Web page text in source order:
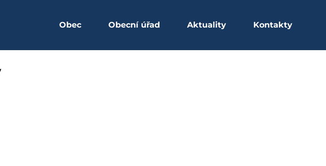
Obec Obecní úřad Aktuality Kontakty